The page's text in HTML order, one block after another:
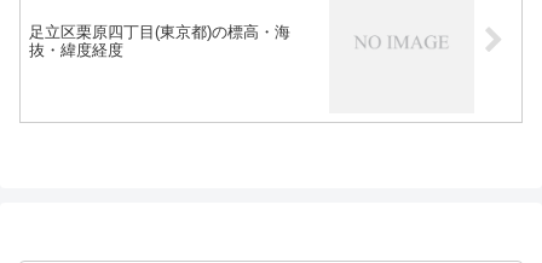
足立区栗原四丁目(東京都)の標高・海
抜・緯度経度